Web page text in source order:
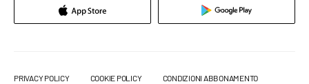
PRIVACY POLICY COOKIE POLICY CONDIZIONI ABBONAMENTO